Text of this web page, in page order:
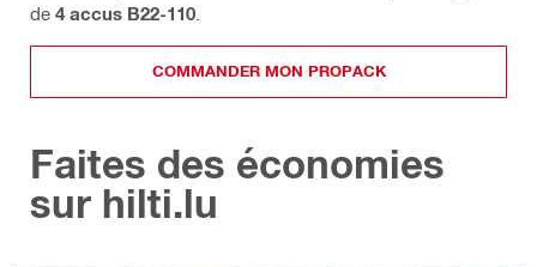
de 4 accus B22-110
COMMANDER MON PROPACK
Faites des économies
sur hilti.lu